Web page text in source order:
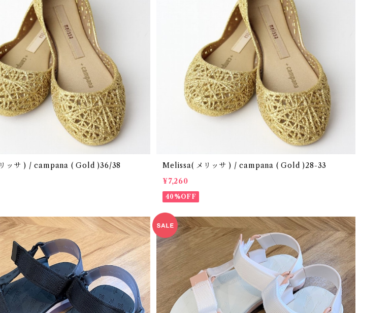
Melissa( メリッサ ) / campana ( Gold )36/38
Melissa( メリッサ ) / campana ( Gold )28-33
¥7,260
40%OFF